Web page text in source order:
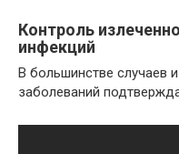
Контроль
инфекций
В большинстве случаев
заболеваний